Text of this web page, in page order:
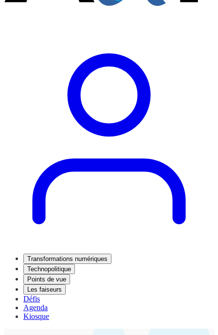
Transformations numériques
Technopolitique
Points de vue
Les faiseurs
Défis
Agenda
Kiosque